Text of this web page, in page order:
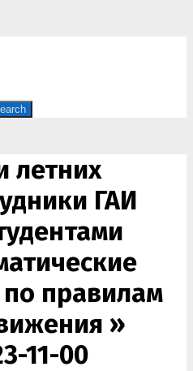
летних
ГАИ
правилам
»
11-00